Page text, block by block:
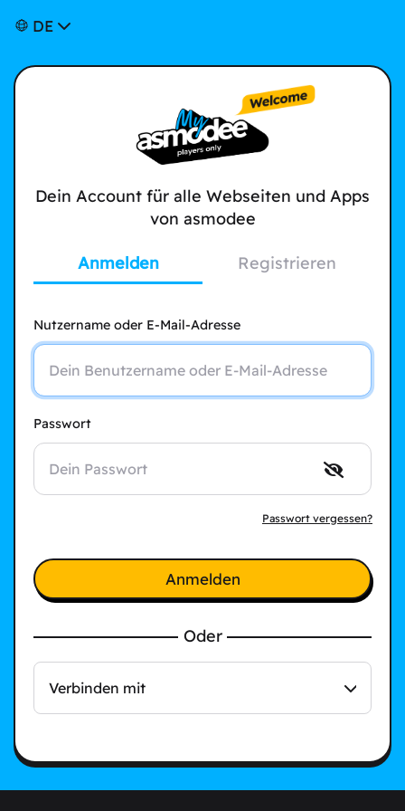
DE
Dein Account für alle Webseiten und Apps
von asmodee
Anmelden Registrieren
Nutzername oder E-Mail-Adresse
Passwort
Passwort vergessen?
Anmelden
Oder
Verbinden mit